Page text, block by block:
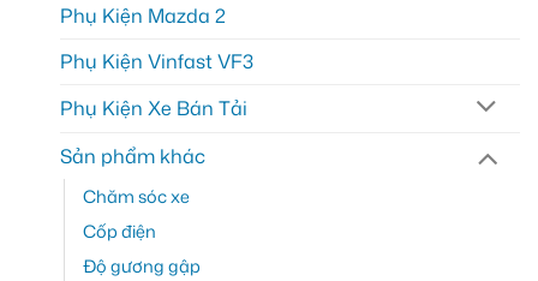
Phụ Kiện Mazda 2
Phụ Kiện Vinfast VF3
Phụ Kiện Xe Bán Tải
Sản phẩm khác
Chăm sóc xe
Cốp điện
Độ gương gập